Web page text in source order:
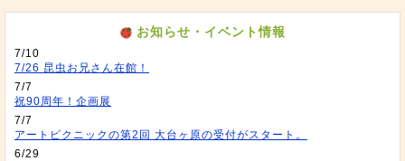
お知らせ・イベント情報
7/10
7/26 昆虫お兄さん在館！
7/7
祝90周年！企画展
7/7
アートピクニックの第2回 大台ヶ原の受付がスタート。
6/29